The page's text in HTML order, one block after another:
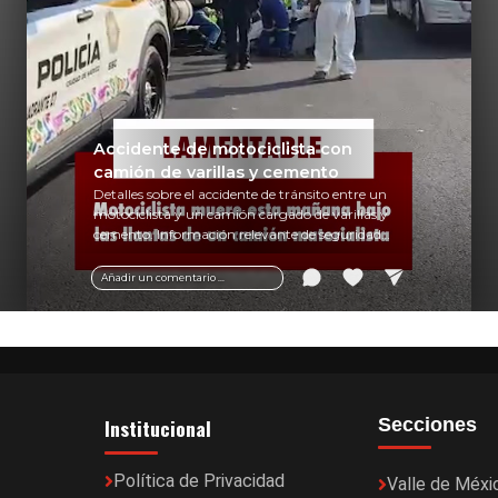
Añadir un comentario ...
Accidente de motociclista con
camión de varillas y cemento
Detalles sobre el accidente de tránsito entre un
motociclista y un camión cargado de varillas y
cemento. Información relevante de seguridad
vial y recomendaciones para motociclistas.
Institucional
Política de Privacidad
Secciones
Valle de